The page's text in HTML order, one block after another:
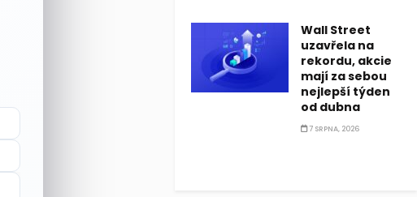
Wall Street
uzavřela na
rekordu, akcie
mají za sebou
nejlepší týden
od dubna
7 SRPNA, 2026